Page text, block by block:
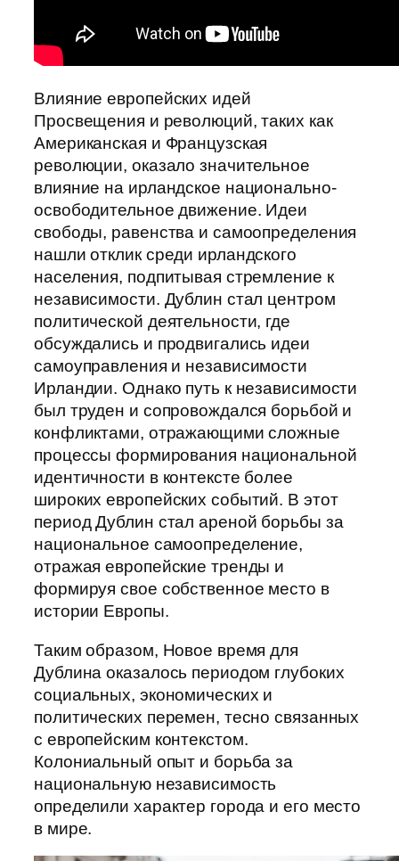
Влияние европейских идей
Просвещения и революций, таких как
Американская и Французская
революции, оказало значительное
влияние на ирландское национально-
освободительное движение. Идеи
свободы, равенства и самоопределения
нашли отклик среди ирландского
населения, подпитывая стремление к
независимости. Дублин стал центром
политической деятельности, где
обсуждались и продвигались идеи
самоуправления и независимости
Ирландии. Однако путь к независимости
был труден и сопровождался борьбой и
конфликтами, отражающими сложные
процессы формирования национальной
идентичности в контексте более
широких европейских событий. В этот
период Дублин стал ареной борьбы за
национальное самоопределение,
отражая европейские тренды и
формируя свое собственное место в
истории Европы.
Таким образом, Новое время для
Дублина оказалось периодом глубоких
социальных, экономических и
политических перемен, тесно связанных
с европейским контекстом.
Колониальный опыт и борьба за
национальную независимость
определили характер города и его место
в мире.